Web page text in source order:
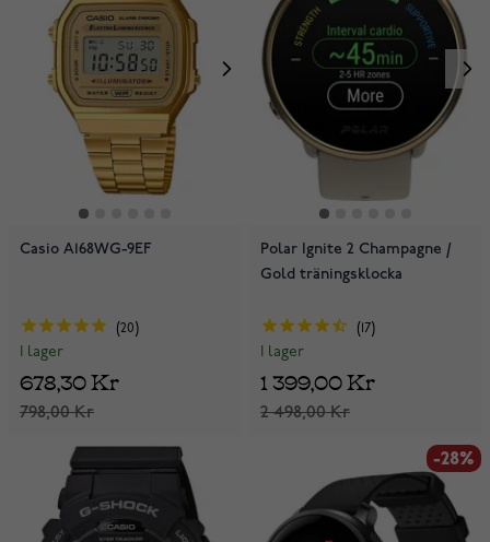
Casio A168WG-9EF
20
I lager
798,00 Kr
678,30 Kr
Polar Ignite 2 Champagne /
Gold träningsklocka
17
I lager
2 498,00 Kr
1 399,00 Kr
-28%